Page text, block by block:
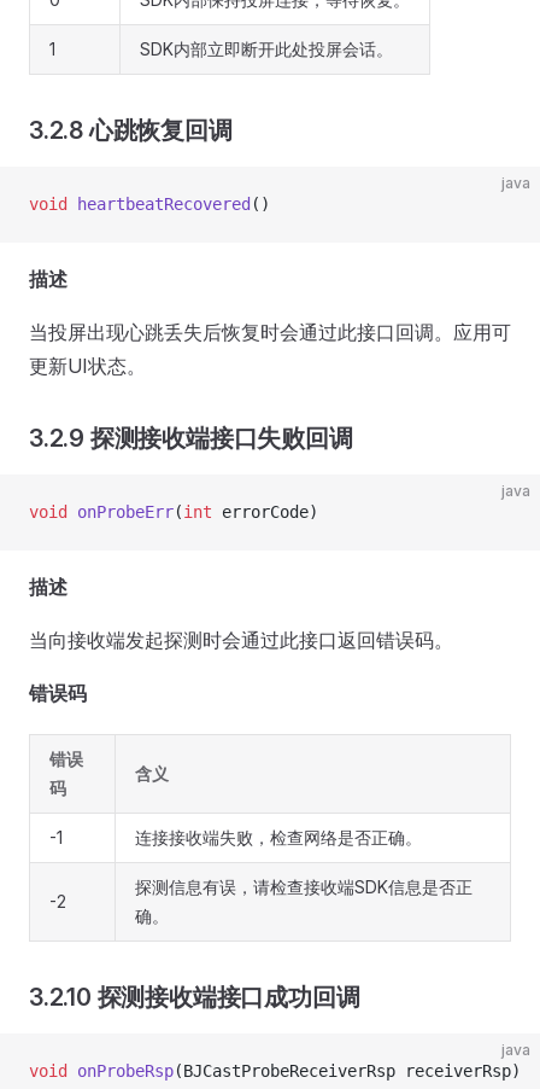
1 SDK内部立即断开此处投屏会话。
3.2.8 心跳恢复回调
java
void heartbeatRecovered ()
描述
当投屏出现心跳丢失后恢复时会通过此接口回调。应用可
更新UI状态。
3.2.9 探测接收端接口失败回调
java
void onProbeErr(int errorCode)
描述
当向接收端发起探测时会通过此接口返回错误码。
错误码
错误
码
含义
-1 连接接收端失败，检查网络是否正确。
-2
探测信息有误，请检查接收端SDK信息是否正
确。
3.2.10 探测接收端接口成功回调
java
void onProbeRsp(BJCastProbeReceiverRsp receiverRsp)